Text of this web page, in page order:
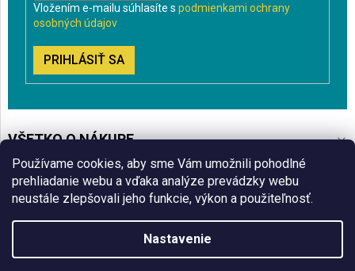
Používame cookies, aby sme Vám umožnili pohodlné
prehliadanie webu a vďaka analýze prevádzky webu
neustále zlepšovali jeho funkcie, výkon a použiteľnosť.
Nastavenie
Vložením e-mailu súhlasíte s podmienkami ochrany
osobných údajov
PRIHLÁSIŤ SA
VŠETKO O NÁKUPE
BLOG
ČO VÁS ZAUJÍMA
Copyright 2026Sklenenyshop.sk. Všetky práva vyhradené.